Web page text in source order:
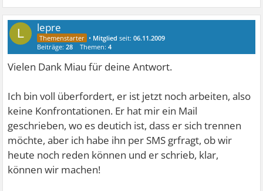
L lepre
• Mitglied seit:06.11.2009
Beiträge:28 Themen:4
Vielen Dank Miau für deine Antwort.
Ich bin voll überfordert, er ist jetzt noch arbeiten, also
keine Konfrontationen. Er hat mir ein Mail
geschrieben, wo es deutich ist, dass er sich trennen
möchte, aber ich habe ihn per SMS grfragt, ob wir
heute noch reden können und er schrieb, klar,
können wir machen!